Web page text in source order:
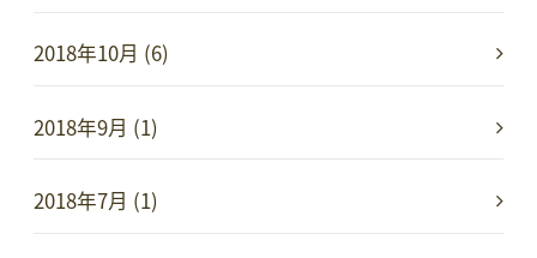
2018年10月 (6)
2018年9月 (1)
2018年7月 (1)